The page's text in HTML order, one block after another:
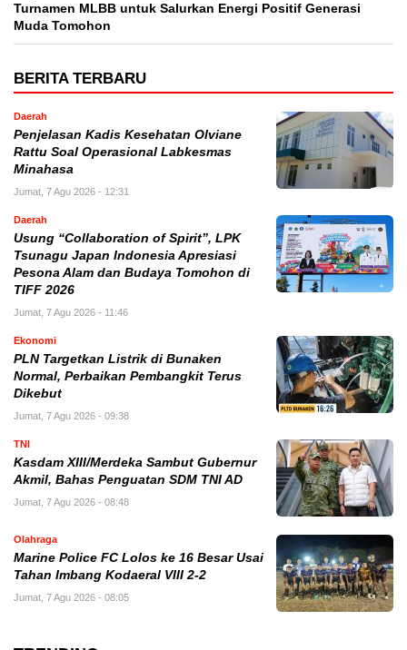
Turnamen MLBB untuk Salurkan Energi Positif Generasi
Muda Tomohon
BERITA TERBARU
Daerah
Penjelasan Kadis Kesehatan Olviane
Rattu Soal Operasional Labkesmas
Minahasa
Jumat, 7 Agu 2026 - 12:31
Daerah
Usung “Collaboration of Spirit”, LPK
Tsunagu Japan Indonesia Apresiasi
Pesona Alam dan Budaya Tomohon di
TIFF 2026
Jumat, 7 Agu 2026 - 11:46
Ekonomi
PLN Targetkan Listrik di Bunaken
Normal, Perbaikan Pembangkit Terus
Dikebut
Jumat, 7 Agu 2026 - 09:38
TNI
Kasdam XIII/Merdeka Sambut Gubernur
Akmil, Bahas Penguatan SDM TNI AD
Jumat, 7 Agu 2026 - 08:48
Olahraga
Marine Police FC Lolos ke 16 Besar Usai
Tahan Imbang Kodaeral VIII 2-2
Jumat, 7 Agu 2026 - 08:05